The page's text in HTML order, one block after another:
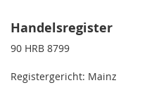
Handelsregister
90 HRB 8799
Registergericht: Mainz